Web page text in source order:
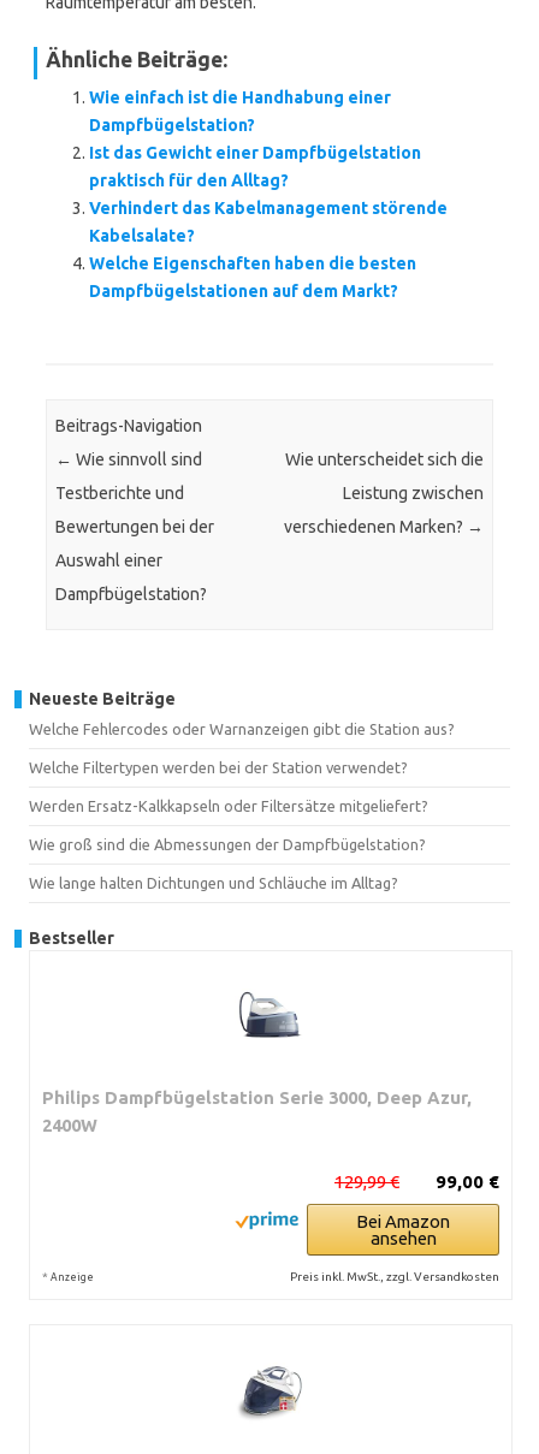
Ähnliche Beiträge:
Wie einfach ist die Handhabung einer
Dampfbügelstation?
Ist das Gewicht einer Dampfbügelstation
praktisch für den Alltag?
Verhindert das Kabelmanagement störende
Kabelsalate?
Welche Eigenschaften haben die besten
Dampfbügelstationen auf dem Markt?
Beitrags-Navigation
← Wie sinnvoll sind
Testberichte und
Bewertungen bei der
Auswahl einer
Dampfbügelstation?
Wie unterscheidet sich die
Leistung zwischen
verschiedenen Marken? →
Neueste Beiträge
Welche Fehlercodes oder Warnanzeigen gibt die Station aus?
Welche Filtertypen werden bei der Station verwendet?
Werden Ersatz-Kalkkapseln oder Filtersätze mitgeliefert?
Wie groß sind die Abmessungen der Dampfbügelstation?
Wie lange halten Dichtungen und Schläuche im Alltag?
Bestseller
Philips Dampfbügelstation Serie 3000, Deep Azur,
2400W
99,00 €
129,99 €
Bei Amazon
ansehen
* Anzeige Preis inkl. MwSt., zzgl. Versandkosten